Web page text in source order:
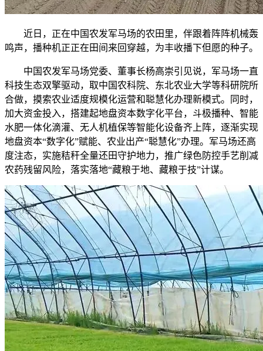
近日，正在中国农发军马场的农田里，伴跟着阵阵机械轰
鸣声，播种机正正在田间来回穿越，为丰收播下但愿的种子。
中国农发军马场党委、董事长杨高崇引见说，军马场一直
科技生态双擎驱动，取中国农科院、东北农业大学等科研院所
合做，摸索农业适度规模化运营和聪慧化办理新模式。同时，
加大资金投入，搭建起地盘资本数字化平台，斗极播种、智能
水肥一体化滴灌、无人机植保等智能化设备齐上阵，逐渐实现
地盘资本“数字化”赋能、农业出产“聪慧化”办理。军马场还高
度注态，实施秸秆全量还田守护地力，推广绿色防控手艺削减
农药残留风险，落实落地“藏粮于地、藏粮于技”计谋。